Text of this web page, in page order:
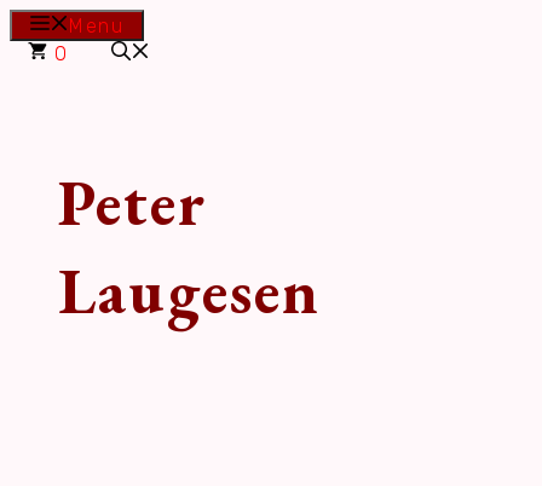
Hop
Menu
0
Peter
Laugesen